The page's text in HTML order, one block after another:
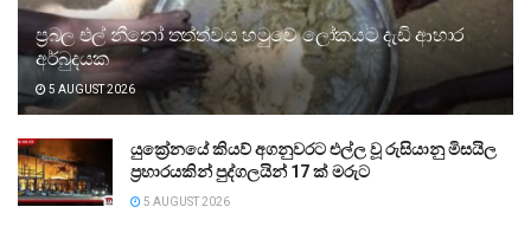
ප්‍රබල එල් නීනෝ තත්ත්වය හමුවේ ලෝකයට දැඩි ආහාර
අර්බුදයක
5 AUGUST 2026
යුක්‍රේනයේ කියව් අගනුවරට එල්ල වූ රුසියානු මිසයිල
ප්‍රහාරයකින් පුද්ගලයින් 17 ක් මරුට
5 AUGUST 2026